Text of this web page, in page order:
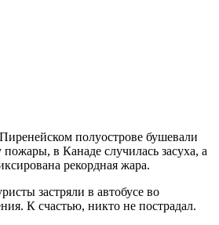
полуострове бушевали
в Канаде случилась засуха, а
рекордная жара.
застряли в автобусе во
К счастью, никто не пострадал.